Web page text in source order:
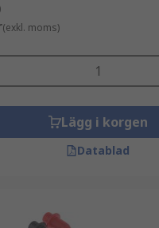
(exkl. moms)
Lägg i korgen
Datablad